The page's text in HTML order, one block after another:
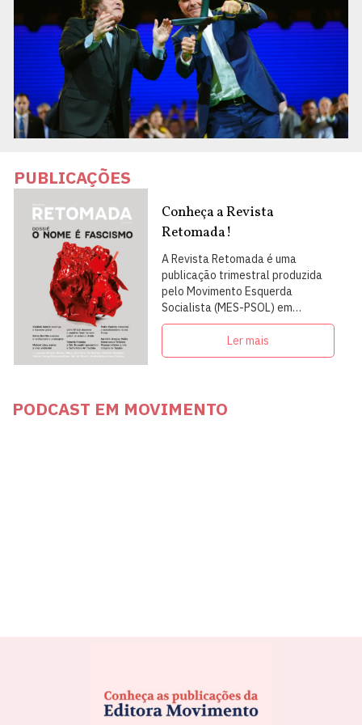
PUBLICAÇÕES
Conheça a Revista
Retomada!
A Revista Retomada é uma
publicação trimestral produzida
pelo Movimento Esquerda
Socialista (MES-PSOL) em
articulação com intelectuais,
militantes e artistas
Ler mais
PODCAST EM MOVIMENTO